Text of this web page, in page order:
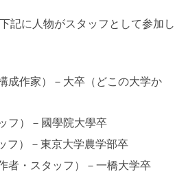
記に人物がスタッフとして参加し
成作家）－大卒（どこの大学か
フ）－國學院大學卒
フ）－東京大学農学部卒
者・スタッフ）－一橋大学卒